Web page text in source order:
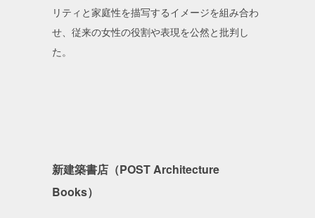
リティと家庭性を描写するイメージを組み合わ
せ、従来の女性の役割や表現を公然と批判し
た。
新建築書店（POST Architecture
Books）